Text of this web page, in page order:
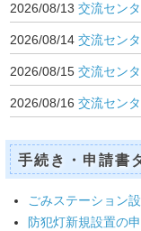
2026/08/13交流セン
2026/08/14交流セン
2026/08/15交流セン
2026/08/16交流セン
手続き・申請書
ごみステーション
防犯灯新規設置の